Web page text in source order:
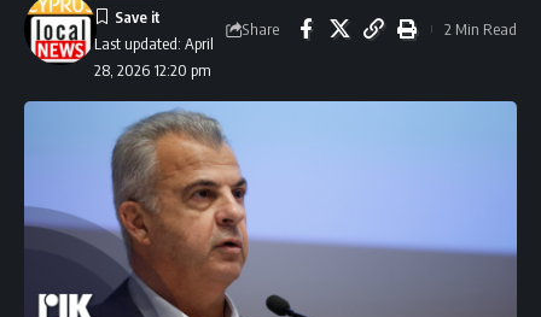
Last updated: April
28, 2026 12:20 pm
Share 2 Min Read